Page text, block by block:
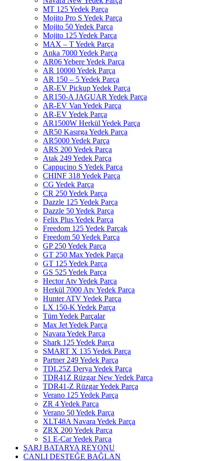
MT 125 Yedek Parça
Mojito Pro S Yedek Parça
Mojito 50 Yedek Parça
Mojito 125 Yedek Parça
MAX – T Yedek Parça
Anka 7000 Yedek Parça
AR06 Yebere Yedek Parça
AR 10000 Yedek Parça
AR 150 – 5 Yedek Parça
AR-EV Pickup Yedek Parça
AR150-A JAGUAR Yedek Parça
AR-EV Van Yedek Parça
AR-EV Yedek Parça
AR1500W Herkül Yedek Parça
AR50 Kasırga Yedek Parça
AR5000 Yedek Parça
ARS 200 Yedek Parça
Atak 249 Yedek Parça
Cappucino S Yedek Parça
CHINF 318 Yedek Parça
CG Yedek Parça
CR 250 Yedek Parça
Dazzle 125 Yedek Parça
Dazzle 50 Yedek Parça
Felix Plus Yedek Parça
Freedom 125 Yedek Parçak
Freedom 50 Yedek Parça
GP 250 Yedek Parça
GT 250 Max Yedek Parça
GT 125 Yedek Parça
GS 525 Yedek Parça
Hector Atv Yedek Parça
Herkül 7000 Atv Yedek Parça
Hunter ATV Yedek Parça
LX 150-K Yedek Parça
Tüm Yedek Parçalar
Max Jet Yedek Parça
Navara Yedek Parça
Shark 125 Yedek Parça
SMART X 135 Yedek Parça
Partner 249 Yedek Parça
TDL25Z Derya Yedek Parça
TDR41Z Rüzgar New Yedek Parça
TDR41-Z Rüzgar Yedek Parça
Verano 125 Yedek Parça
ZR 4 Yedek Parça
Verano 50 Yedek Parça
XLT48A Navara Yedek Parça
ZRX 200 Yedek Parça
S1 E-Car Yedek Parça
ŞARJ BATARYA REYONU
CANLI DESTEĞE BAĞLAN